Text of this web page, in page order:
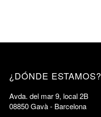
¿DÓNDE ESTAMOS?
Avda. del mar 9, local 2B
08850 Gavà - Barcelona